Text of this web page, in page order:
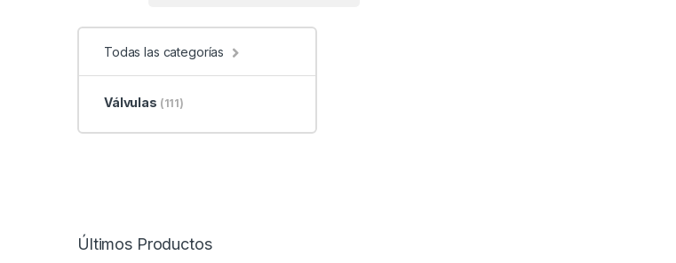
Todas las categorías
Válvulas (111)
Últimos Productos